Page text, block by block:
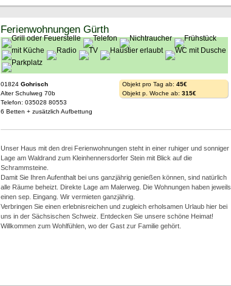
Ferienwohnungen Gürth
01824 Gohrisch
Alter Schulweg 70b
Telefon: 035028 80553
6 Betten + zusätzlich Aufbettung
Objekt pro Tag ab: 45€
Objekt p. Woche ab: 315€
Unser Haus mit den drei Ferienwohnungen steht in einer ruhiger und sonniger
Lage am Waldrand zum Kleinhennersdorfer Stein mit Blick auf die
Schrammsteine.
Damit Sie Ihren Aufenthalt bei uns ganzjährig genießen können, sind natürlich
alle Räume beheizt. Direkte Lage am Malerweg. Die Wohnungen haben jeweils
einen sep. Eingang. Wir vermieten ganzjährig.
Verbringen Sie einen erlebnisreichen und zugleich erholsamen Urlaub hier bei
uns in der Sächsischen Schweiz. Entdecken Sie unsere schöne Heimat!
Willkommen zum Wohlfühlen, wo der Gast zur Familie gehört.